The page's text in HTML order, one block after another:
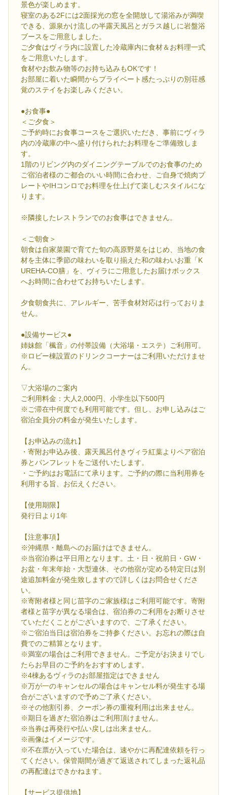
景色が楽しめます。
寝室のある2Fには2面採光の窓を全開放して湯浴みが満喫
できる、源泉かけ流しの半露天風呂とガラス越しに岩盤浴
ブースをご用意しました。
ご夕食はヴィラ内に設置した冷蔵庫内に食材＆お料理一式
をご用意いたします。
食材やお飲み物等のお持ち込みもOKです！
お部屋に着いた瞬間からプライベート感たっぷりの別荘感
覚のステイをお楽しみください。
●お食事●
＜ご夕食＞
ご予約時にお食事コースをご選択いただき、事前にヴィラ
内の冷蔵庫の中へ盛り付けられたお料理をご準備致しま
す。
1階のリビング内のダイニングテーブルでのお食事のため
ご宿泊者様のご都合のいい時間に合わせ、ご自身で焼肉プ
レートやIHコンロでお料理を仕上げて楽しむスタイルにな
ります。
※隣接したレストランでのお食事はできません。
＜ご朝食＞
朝食は自家菜園で育てた旬の高原野菜をはじめ、当地の食
材を主体に季節の味わいを取り揃えた和の味わいお重「K
UREHA-CO膳」を、ヴィラにご用意したお届けボックス
へお時間に合わせてお持ちいたします。
夕食朝食共に、アレルギー、苦手食材対応は行っておりま
せん。
●設備サービス●
姉妹館「楓音」の付帯設備（大浴場・エステ）ご利用可。
※ロビー棟設置のドリンクコーナーはご利用いただけませ
ん。
▽大浴場のご案内
ご利用料金：大人2,000円、小学生以下500円
※ご滞在中何度でも利用可能です。但し、お申し込みはご
宿泊全員分の料金が発生いたします。
【お申込みの流れ】
・寄附お申込み後、露天風呂付きヴィラ紅葉よりペア宿泊
券とパンフレットをご送付いたします。
・ご予約はお電話にて承ります。ご予約の際に当利用券を
利用する旨、お伝えください。
【使用期限】
発行日より1年
【注意事項】
※沖縄県・離島へのお届けはできません。
※当宿泊券は平日用となります。土・日・祝前日・GW・
お盆・年末年始・大型連休、その他宿が定める特定日は別
途追加料金が発生致しますので詳しくはお問合せくださ
い。
※寄附者様と同じ苗字のご家族様はご利用可能です。寄附
者様と苗字が異なる場合は、宿泊券のご利用をお断りさせ
ていただくことがございますので、ご了承ください。
※ご宿泊当日は宿泊券をご持参ください。お忘れの際は自
費でのご精算となります。
※満室の場合はご利用できません。ご予定がお決まりでし
たらお早目のご予約をおすすめします。
※4棟あるヴィラのお部屋指定はできません
※万が一のキャンセルの場合はキャンセル料が発生する場
合がございますので予めご了承ください。
※その他割引券、クーポン券の重複利用は出来ません。
※期日を過ぎた宿泊券はご利用頂けません。
※当券は再発行や払い戻しは出来ません。
※画像はイメージです。
※不在票が入っていた場合は、速やかに再配達依頼を行っ
てください。保管期間が過ぎて返送されてしまった返礼品
の再配達はできかねます。
【サービス提供地】